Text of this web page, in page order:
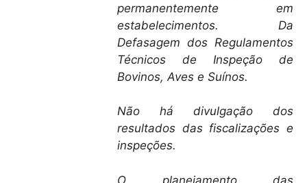
permanentemente em
estabelecimentos.
Da
Defasagem dos Regulamentos
Técnicos de Inspeção de
Bovinos, Aves e Suínos.
Não há divulgação dos
resultados das fiscalizações e
inspeções.
O planejamento das